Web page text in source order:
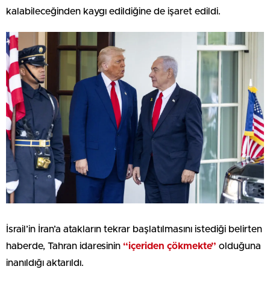
kalabileceğinden kaygı edildiğine de işaret edildi.
İsrail’in İran’a atakların tekrar başlatılmasını istediği belirten
haberde, Tahran idaresinin “içeriden çökmekte” olduğuna
inanıldığı aktarıldı.